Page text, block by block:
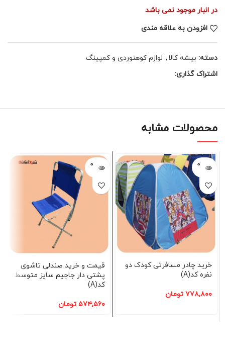
در انبار موجود نمی باشد
افزودن به علاقه مندی
دسته: بیشه کالا , لوازم کوهنوردی و کمپینگ
اشتراک گذاری:
محصولات مشابه
فروخته
شده
خرید چادر مسافرتی کودک دو
نفره کد(A)
۷۷۸,۸۰۰ تومان
فروخته
شده
قیمت و خرید صندلی تاشوی
پشتی دار جاجیم سایز متوسط
کد(A)
۵۷۴,۵۶۰ تومان